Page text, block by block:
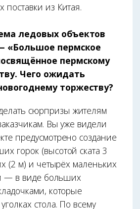
поставки из Китая.
ледовых объектов
«Большое пермское
пермскому
Чего ожидать
торжеству?
сюрпризы жителям
Вы уже видели
предусмотрено создание
горок (высотой ската 3
(2 м) и четырёх маленьких
— в виде больших
которые
стола. По всему